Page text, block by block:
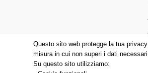
Questo sito web protegge la tua
misura in cui non superi i dati
Su questo sito utilizziamo: